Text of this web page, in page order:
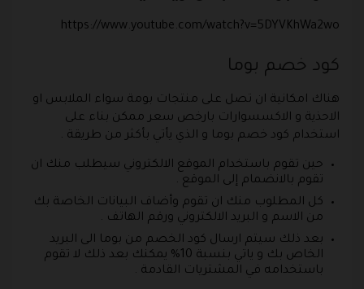
https://www.youtube.com/watch?v=5DYVKhWa2wo
كود خصم بوما
هناك امكانية ان تصل على منتجات بومة سواء الملابس او
الاحذية و الاكسسوارات بارخص سعر ممكن بناء على
استخدام كود خصم بوما و الذي يأتي بأكثر من طريقة .
حين تقوم باستخدام الموقع الالكتروني سيطلب منك ان
تقوم بالانضمام إلى الموقع .
كل المطلوب منك ان تقوم وأضاف البيانات الخاصة بك
من الاسم و البريد الالكتروني ورقم الهاتف .
بعد ذلك سيتم ارسال كود الخصم من بوما الى البريد
الخاص بك و ياتي بنسبة 10% يمكنك بعد ذلك لا تقوم
باستخدامه في المشتريات القادمة .